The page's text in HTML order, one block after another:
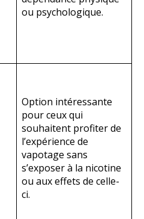
ou psychologique.
Option intéressante
pour ceux qui
souhaitent profiter de
l’expérience de
vapotage sans
s’exposer à la nicotine
ou aux effets de celle-
ci.